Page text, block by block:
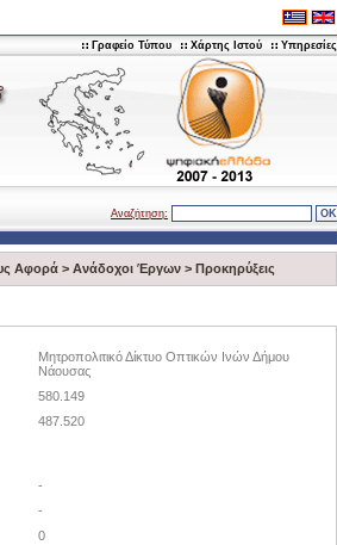
Γραφείο Τύπου Χάρτης Ιστού Υπηρεσίες
Αναζήτηση:
Αφορά > Ανάδοχοι Έργων > Προκηρύξεις
Μητροπολιτικό Δίκτυο Οπτικών Ινών Δήμου
Νάουσας
580.149
487.520
-
-
0